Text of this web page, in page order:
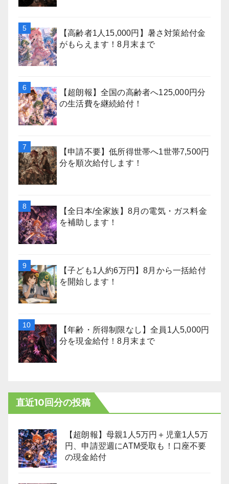
【高齢者1人15,000円】暑さ対策給付金
がもらえます！8月末まで
【超朗報】全国の高齢者へ125,000円分
の生活費を継続給付！
【申請不要】低所得世帯へ1世帯7,500円
分を順次給付します！
【全日本/全家族】8月の電気・ガス料金
を補助します！
【子ども1人約6万円】8月から一括給付
を開始します！
【年齢・所得制限なし】全員1人5,000円
分を現金給付！8月末まで
直近10回分の投稿
【超朗報】母親1人5万円＋児童1人5万
円、申請翌週にATM受取も！口座不要
の現金給付